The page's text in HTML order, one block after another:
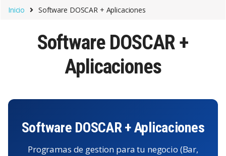
Saltar a la navegación
Saltar al contenido
Inicio Software DOSCAR + Aplicaciones
Software DOSCAR +
Aplicaciones
Software DOSCAR + Aplicaciones
Programas de gestion para tu negocio (Bar,